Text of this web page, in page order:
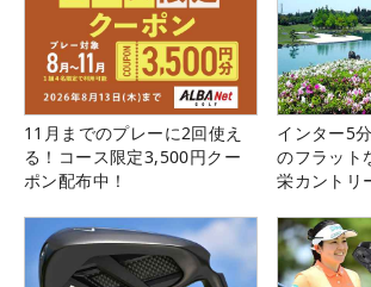
11月までのプレーに2回使え
る！コース限定3,500円クー
ポン配布中！
インター5
のフラット
栄カントリ